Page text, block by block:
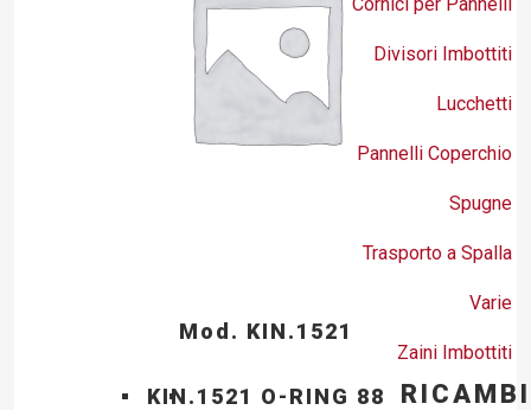
Divisori Imbottiti
Lucchetti
Pannelli Coperchio
Spugne
Trasporto a Spalla
Varie
Zaini Imbottiti
RICAMBI
Mod. KIN.1521
KIN.1521 O-RING 88